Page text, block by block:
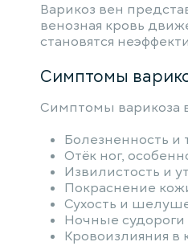
Варикоз вен
венозная кровь
становятся
Симптомы
Симптомы варикоза
Болезненность и
Отёк ног,
Извилистость и
Покраснение
Сухость и
Ночные судороги
Кровоизлияния в